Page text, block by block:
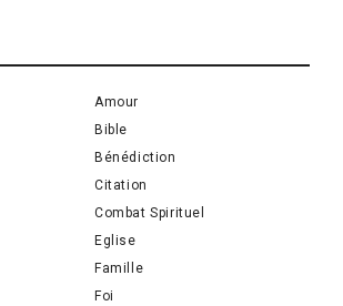
Amour
Bible
Bénédiction
Citation
Combat Spirituel
Eglise
Famille
Foi